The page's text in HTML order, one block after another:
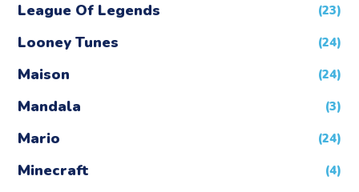
League Of Legends (23)
Looney Tunes (24)
Maison (24)
Mandala (3)
Mario (24)
Minecraft (4)